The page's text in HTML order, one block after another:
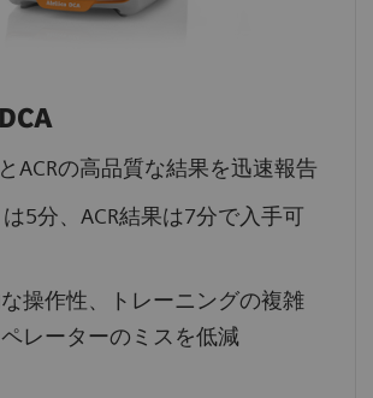
ACRの高品質な結果を迅速報告
は5分、ACR結果は7分で入手可
操作性、トレーニングの複雑
レーターのミスを低減